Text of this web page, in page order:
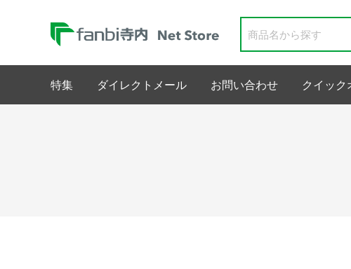
特集 ダイレクトメール お問い合わせ クイック